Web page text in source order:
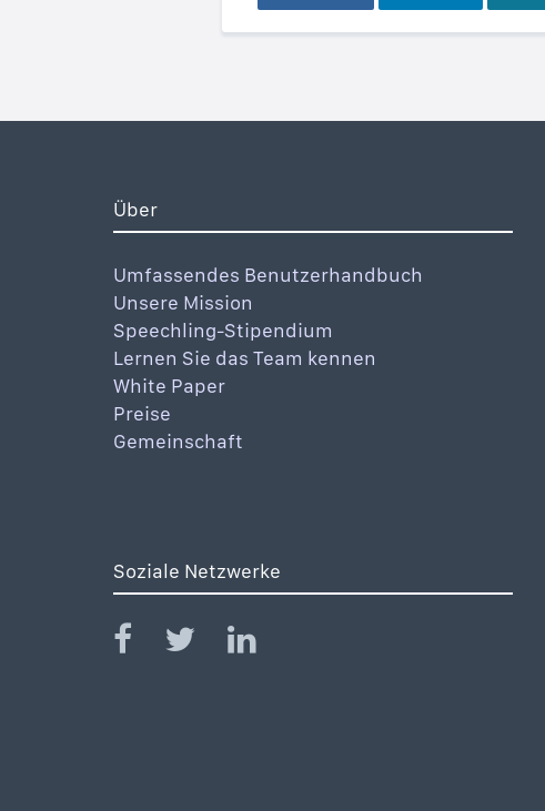
Über
Umfassendes Benutzerhandbuch
Unsere Mission
Speechling-Stipendium
Lernen Sie das Team kennen
White Paper
Preise
Gemeinschaft
Soziale Netzwerke